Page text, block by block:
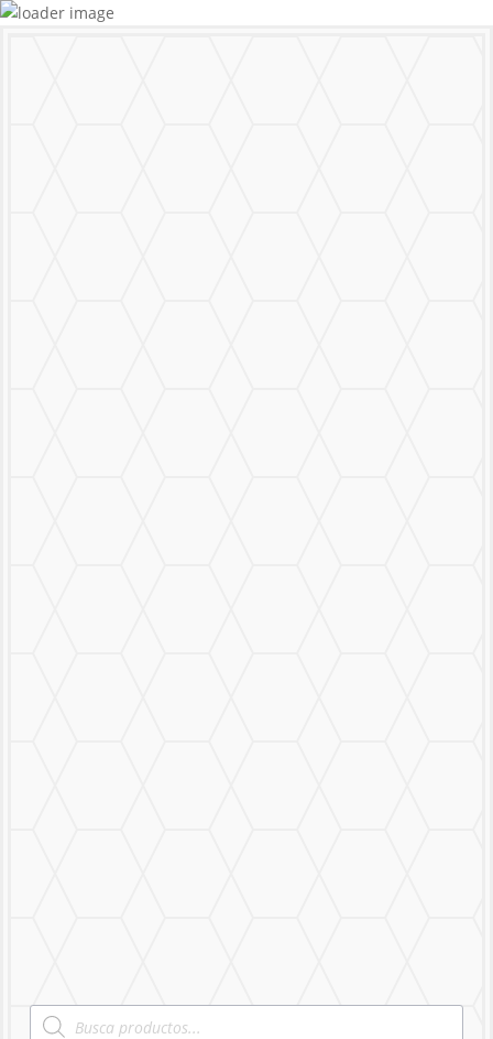
Products
search